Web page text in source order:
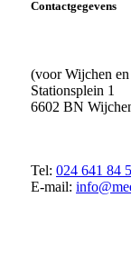
Contactgegevens
(voor Wijchen
Stationsplein 1
6602 BN
Tel: 024 641 84
E-mail: